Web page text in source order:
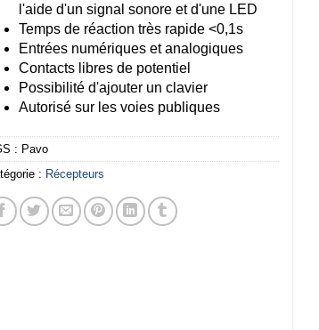
l'aide d'un signal sonore et d'une LED
Temps de réaction très rapide <0,1s
Entrées numériques et analogiques
Contacts libres de potentiel
Possibilité d'ajouter un clavier
Autorisé sur les voies publiques
: Pavo
: Récepteurs